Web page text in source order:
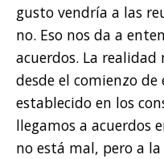
gusto vendría a las
no. Eso nos da a
acuerdos. La
desde el comienzo
establecido en los
llegamos a acuerdos
no está mal, pero a